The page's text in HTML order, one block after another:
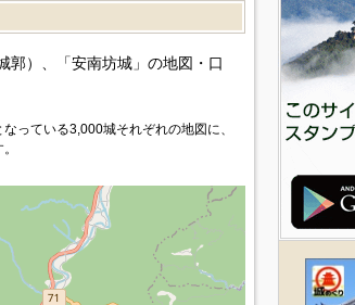
）、「安南坊城」の地図・口
っている3,000城それぞれの地図に、